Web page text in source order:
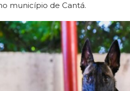
município de Cantá.